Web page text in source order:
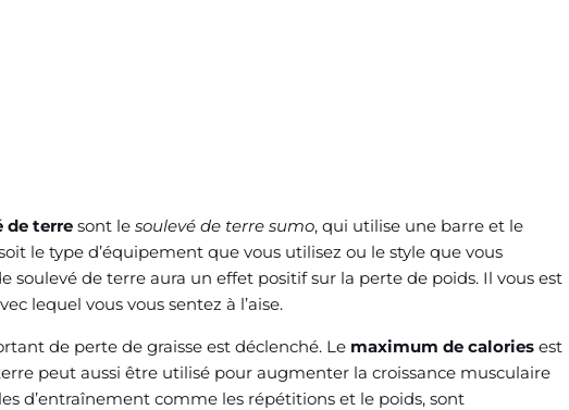
de terre sont le soulevé de terre sumo, qui utilise une barre et le
le type d’équipement que vous utilisez ou le style que vous
soulevé de terre aura un effet positif sur la perte de poids. Il vous est
lequel vous vous sentez à l’aise.
de perte de graisse est déclenché. Le maximum de calories est
peut aussi être utilisé pour augmenter la croissance musculaire
d’entraînement comme les répétitions et le poids, sont